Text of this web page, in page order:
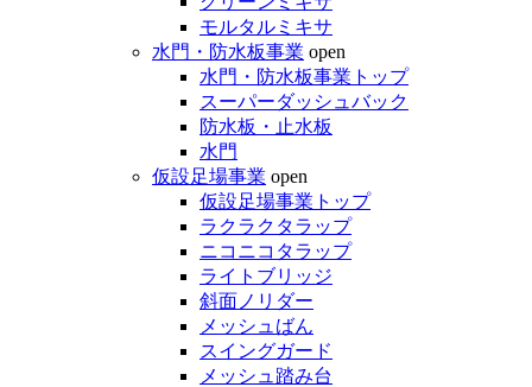
モルタルミキサ
水門・防水板事業 open
水門・防水板事業トップ
スーパーダッシュバック
防水板・止水板
水門
仮設足場事業 open
仮設足場事業トップ
ラクラクタラップ
ニコニコタラップ
ライトブリッジ
斜面ノリダー
メッシュばん
スイングガード
メッシュ踏み台